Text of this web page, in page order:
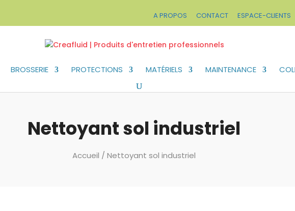
A PROPOS CONTACT ESPACE-CLIENTS
BROSSERIE PROTECTIONS MATÉRIELS MAINTENANCE
Nettoyant sol industriel
Accueil / Nettoyant sol industriel